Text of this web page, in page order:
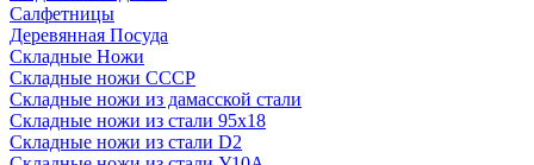
Салфетницы
Деревянная Посуда
Складные Ножи
Cкладные ножи СССР
Складные ножи из дамасской стали
Складные ножи из стали 95х18
Складные ножи из стали D2